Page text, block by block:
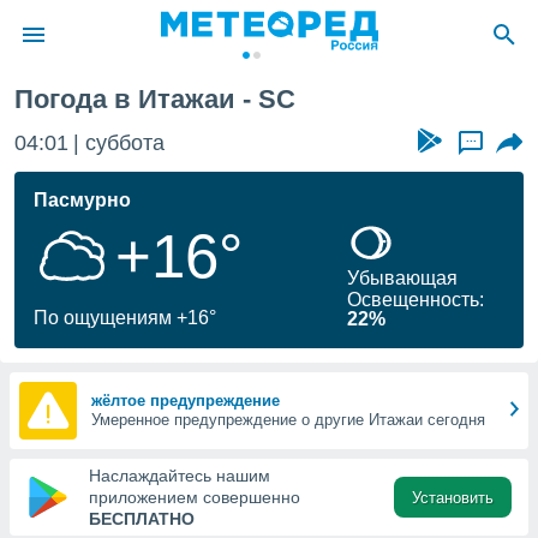
о
Вы можете
к этому
доступ
Погода в Итажаи - SC
04:01 суббота ...
Пасмурно
+16°
По ощущениям +16°
Убывающая
Освещенность:
22%
жёлтое предупреждение
Умеренное предупреждение о другие Итажаи сегодня
Наслаждайтесь нашим
приложением совершенно
БЕСПЛАТНО
Установить